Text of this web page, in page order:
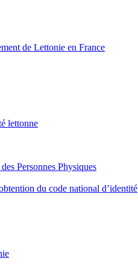
de Lettonie en France
lettonne
Personnes Physiques
du code national d’identité